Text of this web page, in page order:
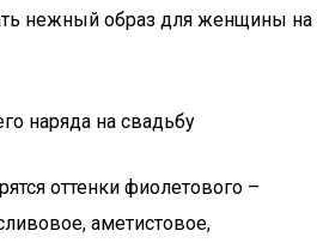
нежный образ для женщины на
наряда на свадьбу
оттенки фиолетового –
аметистовое,